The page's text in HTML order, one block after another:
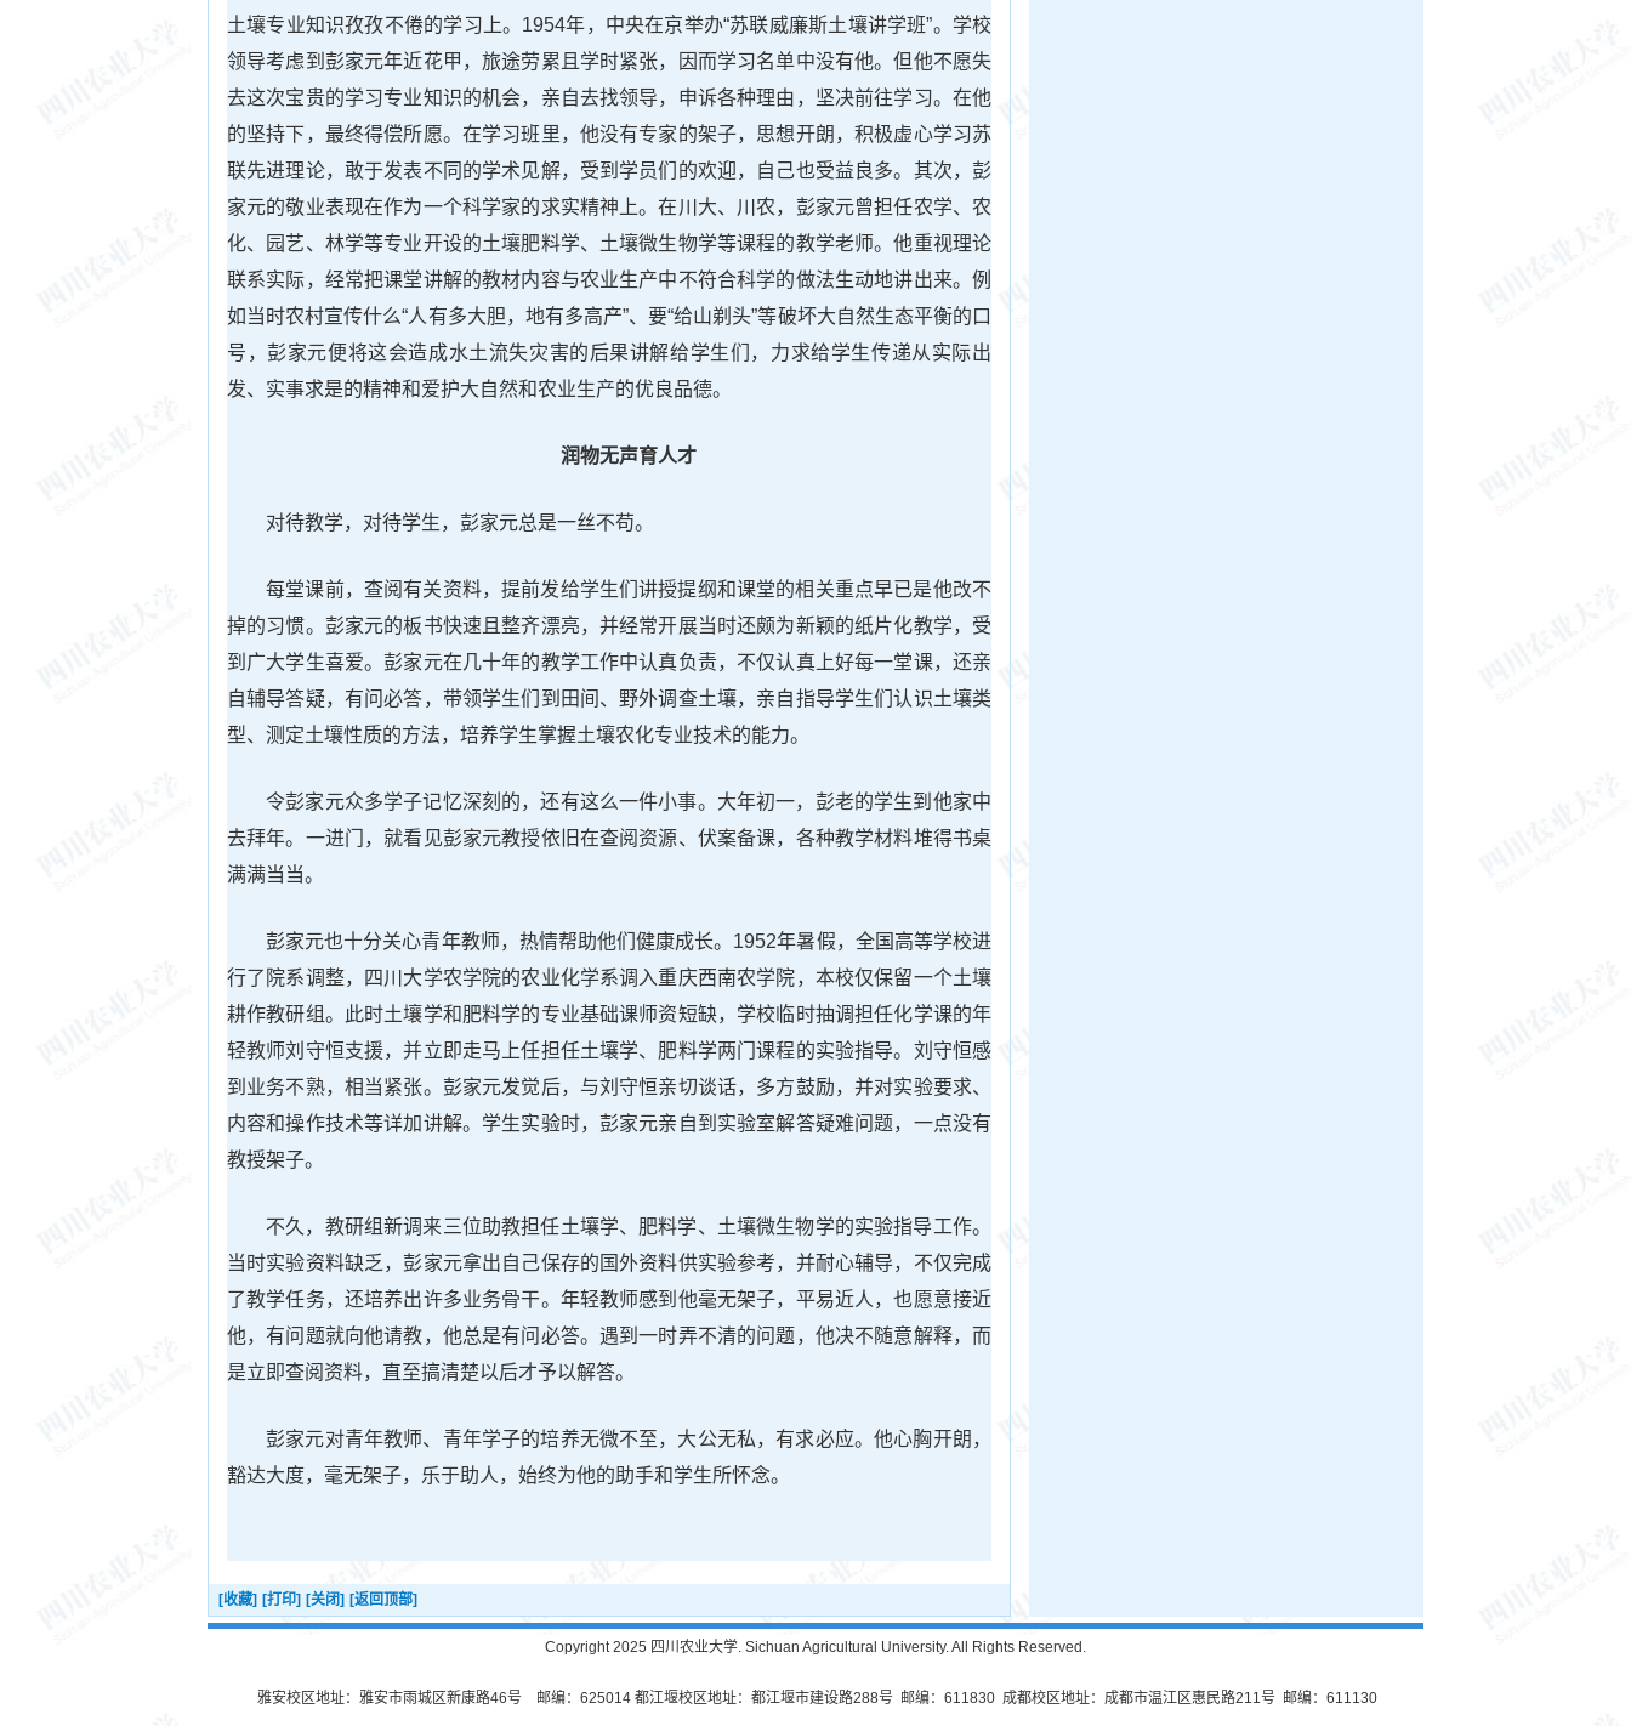
土壤专业知识孜孜不倦的学习上。1954年，中央在京举办“苏联威廉斯土壤讲学班”。学校
领导考虑到彭家元年近花甲，旅途劳累且学时紧张，因而学习名单中没有他。但他不愿失
去这次宝贵的学习专业知识的机会，亲自去找领导，申诉各种理由，坚决前往学习。在他
的坚持下，最终得偿所愿。在学习班里，他没有专家的架子，思想开朗，积极虚心学习苏
联先进理论，敢于发表不同的学术见解，受到学员们的欢迎，自己也受益良多。其次，彭
家元的敬业表现在作为一个科学家的求实精神上。在川大、川农，彭家元曾担任农学、农
化、园艺、林学等专业开设的土壤肥料学、土壤微生物学等课程的教学老师。他重视理论
联系实际，经常把课堂讲解的教材内容与农业生产中不符合科学的做法生动地讲出来。例
如当时农村宣传什么“人有多大胆，地有多高产”、要“给山剃头”等破坏大自然生态平衡的口
号，彭家元便将这会造成水土流失灾害的后果讲解给学生们，力求给学生传递从实际出
发、实事求是的精神和爱护大自然和农业生产的优良品德。
润物无声育人才
对待教学，对待学生，彭家元总是一丝不苟。
每堂课前，查阅有关资料，提前发给学生们讲授提纲和课堂的相关重点早已是他改不
掉的习惯。彭家元的板书快速且整齐漂亮，并经常开展当时还颇为新颖的纸片化教学，受
到广大学生喜爱。彭家元在几十年的教学工作中认真负责，不仅认真上好每一堂课，还亲
自辅导答疑，有问必答，带领学生们到田间、野外调查土壤，亲自指导学生们认识土壤类
型、测定土壤性质的方法，培养学生掌握土壤农化专业技术的能力。
令彭家元众多学子记忆深刻的，还有这么一件小事。大年初一，彭老的学生到他家中
去拜年。一进门，就看见彭家元教授依旧在查阅资源、伏案备课，各种教学材料堆得书桌
满满当当。
彭家元也十分关心青年教师，热情帮助他们健康成长。1952年暑假，全国高等学校进
行了院系调整，四川大学农学院的农业化学系调入重庆西南农学院，本校仅保留一个土壤
耕作教研组。此时土壤学和肥料学的专业基础课师资短缺，学校临时抽调担任化学课的年
轻教师刘守恒支援，并立即走马上任担任土壤学、肥料学两门课程的实验指导。刘守恒感
到业务不熟，相当紧张。彭家元发觉后，与刘守恒亲切谈话，多方鼓励，并对实验要求、
内容和操作技术等详加讲解。学生实验时，彭家元亲自到实验室解答疑难问题，一点没有
教授架子。
不久，教研组新调来三位助教担任土壤学、肥料学、土壤微生物学的实验指导工作。
当时实验资料缺乏，彭家元拿出自己保存的国外资料供实验参考，并耐心辅导，不仅完成
了教学任务，还培养出许多业务骨干。年轻教师感到他毫无架子，平易近人，也愿意接近
他，有问题就向他请教，他总是有问必答。遇到一时弄不清的问题，他决不随意解释，而
是立即查阅资料，直至搞清楚以后才予以解答。
彭家元对青年教师、青年学子的培养无微不至，大公无私，有求必应。他心胸开朗，
豁达大度，毫无架子，乐于助人，始终为他的助手和学生所怀念。
[收藏] [打印] [关闭] [返回顶部]
Copyright 2025 四川农业大学. Sichuan Agricultural University. All Rights Reserved.
雅安校区地址：雅安市雨城区新康路46号 邮编：625014 都江堰校区地址：都江堰市建设路288号 邮编：611830 成都校区地址：成都市温江区惠民路211号 邮编：611130